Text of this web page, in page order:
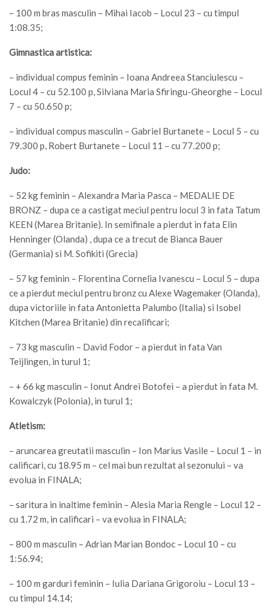
– 100 m bras masculin – Mihai Iacob – Locul 23 – cu timpul
1:08.35;
Gimnastica artistica:
– individual compus feminin – Ioana Andreea Stanciulescu –
Locul 4 – cu 52.100 p, Silviana Maria Sfiringu-Gheorghe – Locul
7 – cu 50.650 p;
– individual compus masculin – Gabriel Burtanete – Locul 5 – cu
79.300 p, Robert Burtanete – Locul 11 – cu 77.200 p;
Judo:
– 52 kg feminin – Alexandra Maria Pasca – MEDALIE DE
BRONZ – dupa ce a castigat meciul pentru locul 3 in fata Tatum
KEEN (Marea Britanie). In semifinale a pierdut in fata Elin
Henninger (Olanda) , dupa ce a trecut de Bianca Bauer
(Germania) si M. Sofikiti (Grecia)
– 57 kg feminin – Florentina Cornelia Ivanescu – Locul 5 – dupa
ce a pierdut meciul pentru bronz cu Alexe Wagemaker (Olanda),
dupa victoriile in fata Antonietta Palumbo (Italia) si Isobel
Kitchen (Marea Britanie) din recalificari;
– 73 kg masculin – David Fodor – a pierdut in fata Van
Teijlingen, in turul 1;
– + 66 kg masculin – Ionut Andrei Botofei – a pierdut in fata M.
Kowalczyk (Polonia), in turul 1;
Atletism:
– aruncarea greutatii masculin – Ion Marius Vasile – Locul 1 – in
calificari, cu 18.95 m – cel mai bun rezultat al sezonului – va
evolua in FINALA;
– saritura in inaltime feminin – Alesia Maria Rengle – Locul 12 –
cu 1.72 m, in calificari – va evolua in FINALA;
– 800 m masculin – Adrian Marian Bondoc – Locul 10 – cu
1:56.94;
– 100 m garduri feminin – Iulia Dariana Grigoroiu – Locul 13 –
cu timpul 14.14;